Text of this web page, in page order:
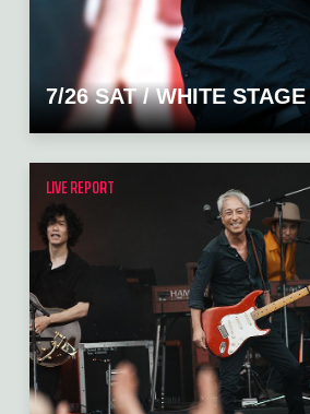
7/26 SAT / WHITE STAGE
LIVE REPORT